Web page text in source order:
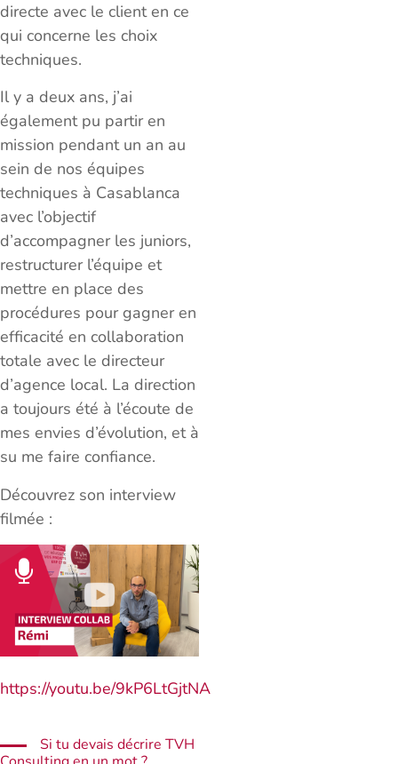
directe avec le client en ce
qui concerne les choix
techniques.
Il y a deux ans, j’ai
également pu partir en
mission pendant un an au
sein de nos équipes
techniques à Casablanca
avec l’objectif
d’accompagner les juniors,
restructurer l’équipe et
mettre en place des
procédures pour gagner en
efficacité en collaboration
totale avec le directeur
d’agence local. La direction
a toujours été à l’écoute de
mes envies d’évolution, et à
su me faire confiance.
Découvrez son interview
filmée :
https://youtu.be/9kP6LtGjtNA
Si tu devais décrire TVH